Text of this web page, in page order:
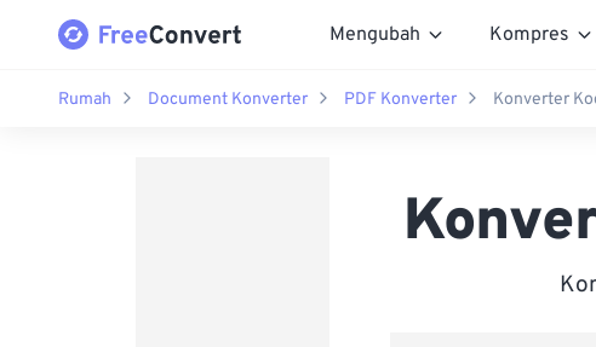
Mengubah Kompres
Rumah Document Konverter PDF Konverter Konverter